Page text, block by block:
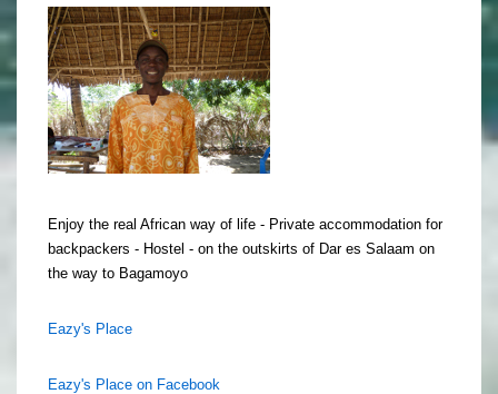
Enjoy the real African way of life - Private accommodation for
backpackers - Hostel - on the outskirts of Dar es Salaam on
the way to Bagamoyo
Eazy's Place
Eazy's Place on Facebook